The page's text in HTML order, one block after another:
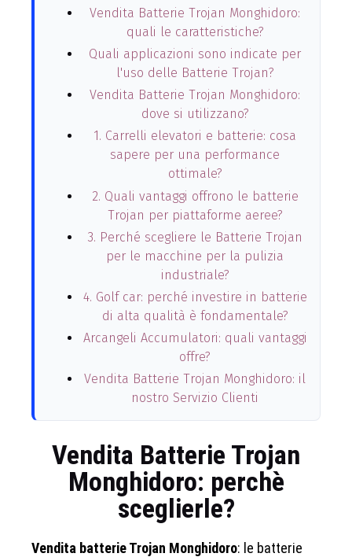
Vendita Batterie Trojan Monghidoro:
quali le caratteristiche?
Quali applicazioni sono indicate per
l'uso delle Batterie Trojan?
Vendita Batterie Trojan Monghidoro:
dove si utilizzano?
1. Carrelli elevatori e batterie: cosa
sapere per una performance
ottimale?
2. Quali vantaggi offrono le batterie
Trojan per piattaforme aeree?
3. Perché scegliere le Batterie Trojan
per le macchine per la pulizia
industriale?
4. Golf car: perché investire in batterie
di alta qualità è fondamentale?
Arcangeli Accumulatori: quali vantaggi
offre?
Vendita Batterie Trojan Monghidoro: il
nostro Servizio Clienti
Vendita Batterie Trojan
Monghidoro: perchè
sceglierle?
Vendita batterie Trojan Monghidoro: le batterie